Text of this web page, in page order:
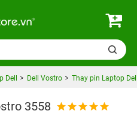
Dell Dell Vostro Thay pin Laptop
3558